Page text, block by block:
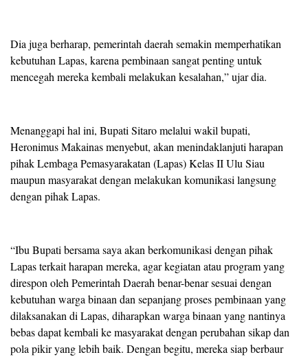
Dia juga berharap, pemerintah daerah semakin memperhatikan
kebutuhan Lapas, karena pembinaan sangat penting untuk
mencegah mereka kembali melakukan kesalahan,” ujar dia.
Menanggapi hal ini, Bupati Sitaro melalui wakil bupati,
Heronimus Makainas menyebut, akan menindaklanjuti harapan
pihak Lembaga Pemasyarakatan (Lapas) Kelas II Ulu Siau
maupun masyarakat dengan melakukan komunikasi langsung
dengan pihak Lapas.
“Ibu Bupati bersama saya akan berkomunikasi dengan pihak
Lapas terkait harapan mereka, agar kegiatan atau program yang
direspon oleh Pemerintah Daerah benar-benar sesuai dengan
kebutuhan warga binaan dan sepanjang proses pembinaan yang
dilaksanakan di Lapas, diharapkan warga binaan yang nantinya
bebas dapat kembali ke masyarakat dengan perubahan sikap dan
pola pikir yang lebih baik. Dengan begitu, mereka siap berbaur